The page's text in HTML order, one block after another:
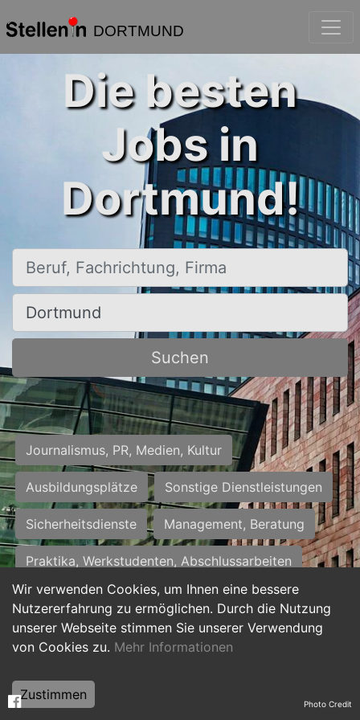
DORTMUND
Wir verwenden Cookies, um Ihnen eine bessere
Nutzererfahrung zu ermöglichen. Durch die Nutzung
unserer Webseite stimmen Sie unserer Verwendung
von Cookies zu. Mehr Informationen
Zustimmen
Die besten
Jobs in
Dortmund!
Beruf, Fachrichtung, Firma
Ort, Stadt
Suchen
Journalismus, PR, Medien, Kultur
Ausbildungsplätze Sonstige Dienstleistungen
Sicherheitsdienste Management, Beratung
Praktika, Werkstudenten, Abschlussarbeiten
Personalwesen Assistenz, Sekretariat
Hilfskräfte, Aushilfs- und Nebenjobs
Weiterbildung, Studium, duale Ausbildung Photo Credit